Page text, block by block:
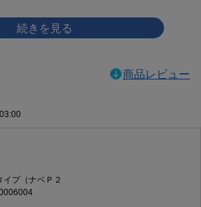
商品レビュー
プ（ナベＰ２